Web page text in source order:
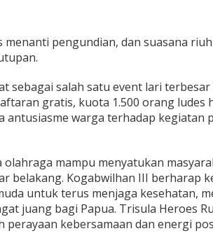
menanti pengundian, dan suasana riuh
sebagai salah satu event lari
gratis, kuota 1.500 orang ludes
antusiasme warga terhadap kegiatan
mampu menyatukan
belakang. Kogabwilhan III berharap
untuk terus menjaga kesehatan,
juang bagi Papua. Trisula Heroes
perayaan kebersamaan dan energi